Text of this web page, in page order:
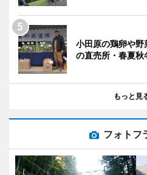
小田原の鶏卵や
の直売所・春夏秋
もっと見
フォトフ